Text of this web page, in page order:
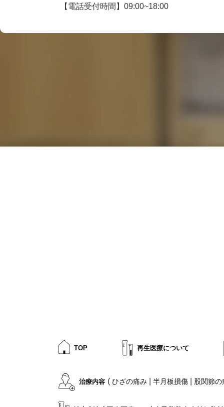
【電話受付時間】09:00~18:00
TOP 再生医療について
治療内容 ( ひざの痛み 半月板損傷 股関節の